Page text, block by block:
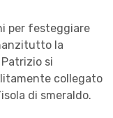
per festeggiare
la
si
collegato
di smeraldo.